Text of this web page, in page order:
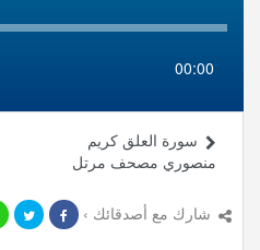
00:00
سورة العلق كريم
منصوري مصحف مرتل
شارك مع أصدقائك ›